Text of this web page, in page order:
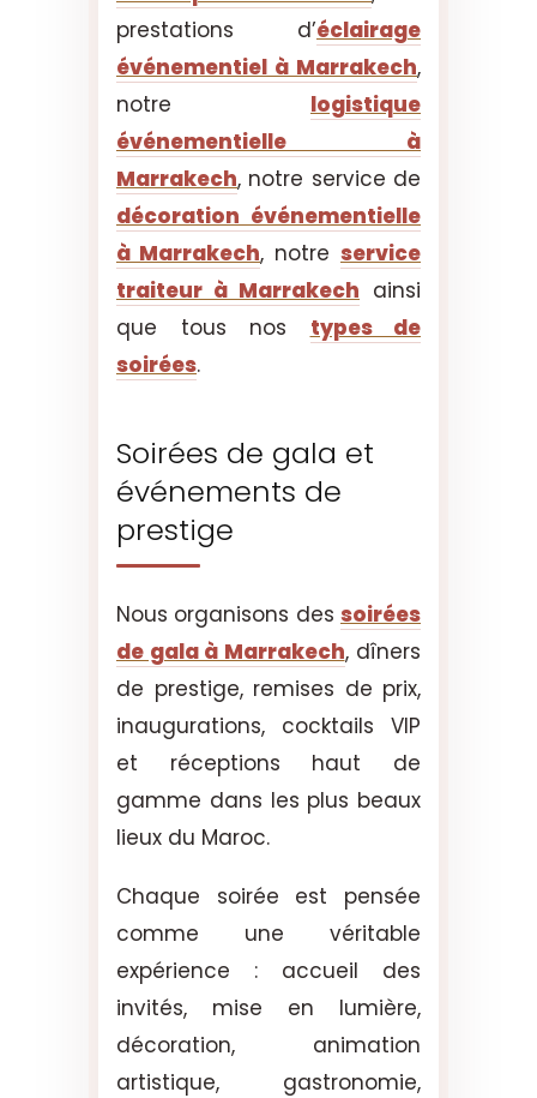
prestations d’éclairage
événementiel à Marrakech,
notre logistique
événementielle à
Marrakech, notre service de
décoration événementielle
à Marrakech, notre service
traiteur à Marrakech ainsi
que tous nos types de
soirées.
Soirées de gala et
événements de
prestige
Nous organisons des soirées
de gala à Marrakech, dîners
de prestige, remises de prix,
inaugurations, cocktails VIP
et réceptions haut de
gamme dans les plus beaux
lieux du Maroc.
Chaque soirée est pensée
comme une véritable
expérience : accueil des
invités, mise en lumière,
décoration, animation
artistique, gastronomie,